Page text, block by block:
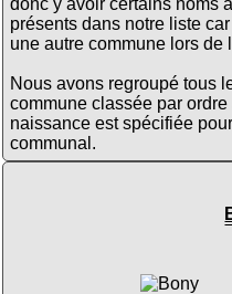
présents dans notre liste
une autre commune lors de
Nous avons regroupé tous
commune classée par
naissance est spécifiée
communal.